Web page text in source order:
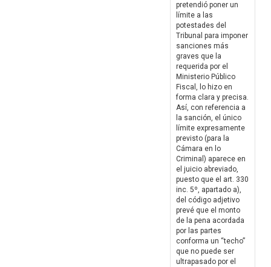
pretendió poner un
límite a las
potestades del
Tribunal para imponer
sanciones más
graves que la
requerida por el
Ministerio Público
Fiscal, lo hizo en
forma clara y precisa.
Así, con referencia a
la sanción, el único
límite expresamente
previsto (para la
Cámara en lo
Criminal) aparece en
el juicio abreviado,
puesto que el art. 330
inc. 5º, apartado a),
del código adjetivo
prevé que el monto
de la pena acordada
por las partes
conforma un “techo”
que no puede ser
ultrapasado por el